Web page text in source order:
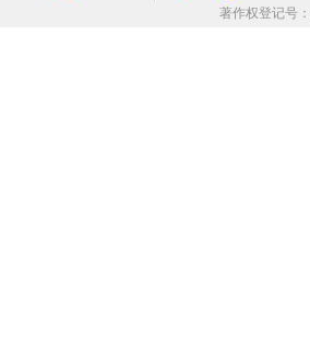
著作权登记号：